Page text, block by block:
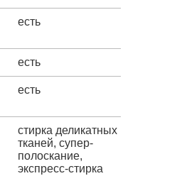
есть
есть
есть
стирка деликатных
тканей, супер-
полоскание,
экспресс-стирка